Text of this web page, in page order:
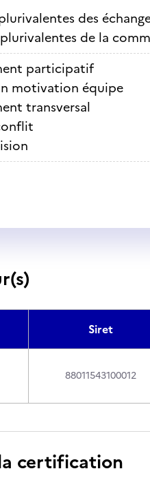
des
de la
participatif
motivation équipe
transversal
Siret
88011543100012
certification